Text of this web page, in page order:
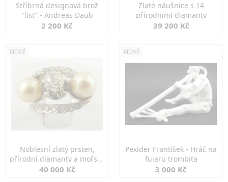
Stříbrná designová brož
"list" - Andreas Daub
2 200 Kč
Zlaté náušnice s 14
přírodními diamanty
39 200 Kč
NOVÉ
Noblesní zlatý prsten,
přírodní diamanty a mořské
perly
40 000 Kč
NOVÉ
Pexider František - Hráč na
fujaru trombita
3 000 Kč